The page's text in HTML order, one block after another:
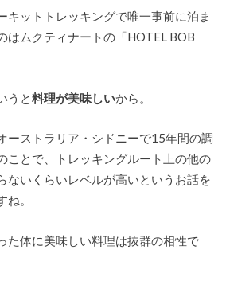
キットトレッキングで唯一事前に泊ま
はムクティナートの「HOTEL BOB
うと料理が美味しいから。
ーストラリア・シドニーで15年間の調
ことで、トレッキングルート上の他の
ないくらいレベルが高いというお話を
。
た体に美味しい料理は抜群の相性で